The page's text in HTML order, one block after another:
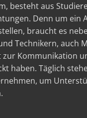
besteht aus
Denn um ein
braucht es
Technikern, auch
zur Kommunikation
haben. Täglich
um